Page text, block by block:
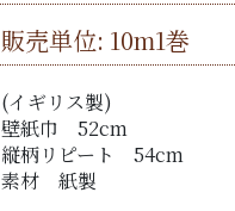
販売単位: 10m1巻
(イギリス製)
壁紙巾 52cm
縦柄リピート 54cm
素材 紙製